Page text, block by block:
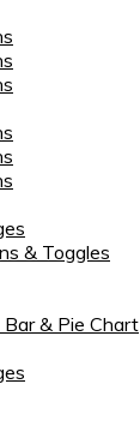
& Toggles
Bar & Pie Chart